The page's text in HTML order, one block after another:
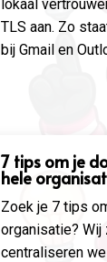
lokaal
TLS aan. Zo
bij Gmail en
7 tips om je
hele
Zoek je 7 tips
organisatie? Wij
centraliseren